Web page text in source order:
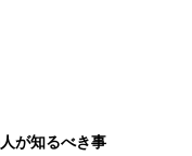
と一緒に性に向き合っ
。そうすることで、
な」と子どもは理解し
が知るべき事